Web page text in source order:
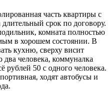
часть квартиры с
срок по договору.
комната полностью
в хорошем состоянии. В
кухню, сверху висит
человека, коммуналка
рублей 50 с одного человека.
ходят автобусы и